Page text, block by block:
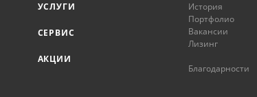
УСЛУГИ
СЕРВИС
АКЦИИ
История
Портфолио
Вакансии
Лизинг
Благодарности